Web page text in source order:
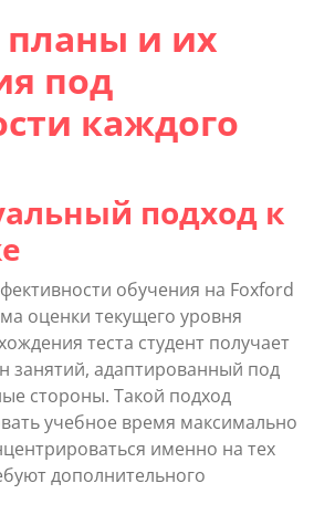
и их
под
каждого
подход к
обучения на Foxford
оценки текущего уровня
теста студент получает
занятий, адаптированный под
стороны. Такой подход
учебное время максимально
именно на тех
дополнительного